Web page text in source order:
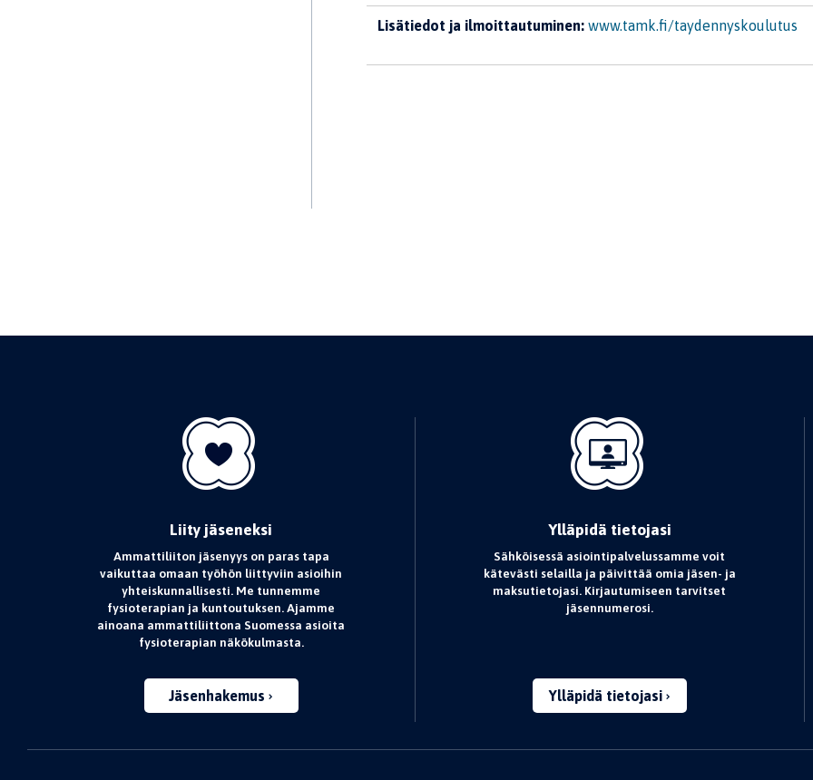
Lisätiedot ja ilmoittautuminen: www.tamk.fi/taydennyskoulutus
Liity jäseneksi
Ammattiliiton jäsenyys on paras tapa
vaikuttaa omaan työhön liittyviin asioihin
yhteiskunnallisesti. Me tunnemme
fysioterapian ja kuntoutuksen. Ajamme
ainoana ammattiliittona Suomessa asioita
fysioterapian näkökulmasta.
Jäsenhakemus
Ylläpidä tietojasi
Sähköisessä asiointipalvelussamme voit
kätevästi selailla ja päivittää omia jäsen- ja
maksutietojasi. Kirjautumiseen tarvitset
jäsennumerosi.
Ylläpidä tietojasi